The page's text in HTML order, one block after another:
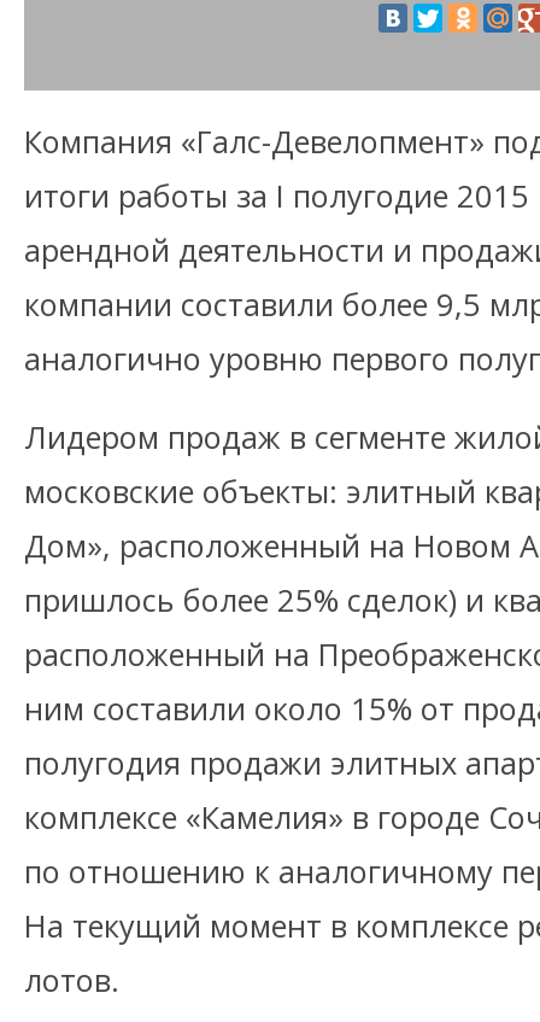
Компания «Галс-Девелопмент»
итоги работы за I полугодие
арендной деятельности и
компании составили более 9,5
аналогично уровню первого
Лидером продаж в сегменте
московские объекты: элитный
Дом», расположенный на Новом
пришлось более 25% сделок) и
расположенный на
ним составили около 15% от
полугодия продажи элитных
комплексе «Камелия» в городе
по отношению к аналогичному
На текущий момент в комплексе
лотов.